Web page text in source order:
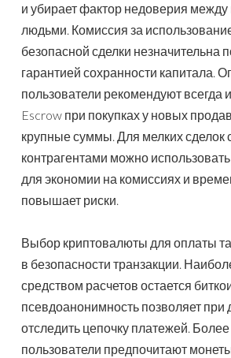
и убирает фактор недоверия
людьми. Комиссия за
безопасной сделки незначительна
гарантией сохранности капитала.
пользователи рекомендуют всегда
Escrow при покупках у новых
крупные суммы. Для мелких
контрагентами можно
для экономии на комиссиях и
повышает риски.
Выбор криптовалюты для оплаты
в безопасности транзакции.
средством расчетов остается
псевдоанонимность позволяет
отследить цепочку платежей.
пользователи предпочитают